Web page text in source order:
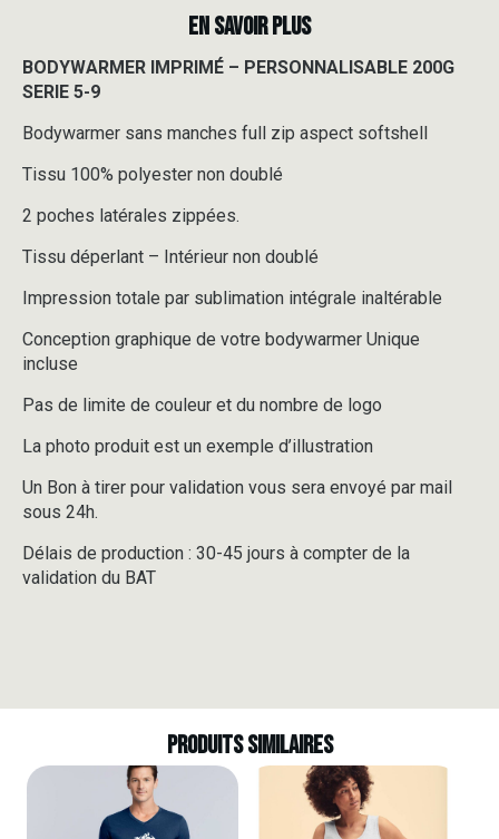
EN SAVOIR PLUS
BODYWARMER IMPRIMÉ – PERSONNALISABLE 200G
SERIE 5-9
Bodywarmer sans manches full zip aspect softshell
Tissu 100% polyester non doublé
2 poches latérales zippées.
Tissu déperlant – Intérieur non doublé
Impression totale par sublimation intégrale inaltérable
Conception graphique de votre bodywarmer Unique
incluse
Pas de limite de couleur et du nombre de logo
La photo produit est un exemple d’illustration
Un Bon à tirer pour validation vous sera envoyé par mail
sous 24h.
Délais de production : 30-45 jours à compter de la
validation du BAT
Produits similaires